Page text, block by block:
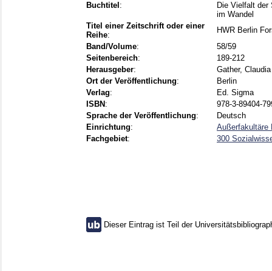
Buchtitel :
Die Vielfalt
im Wandel
Titel einer Zeitschrift oder einer
Reihe:
HWR Berlin
Band/Volume:
58/59
Seitenbereich:
189-212
Herausgeber:
Gather, Claudia
Ort der Veröffentlichung:
Berlin
Verlag:
Ed. Sigma
ISBN :
978-3-89404-
Sprache der Veröffentlichung:
Deutsch
Einrichtung:
Außerfakultäre
Fachgebiet: 300
Dieser Eintrag ist Teil der